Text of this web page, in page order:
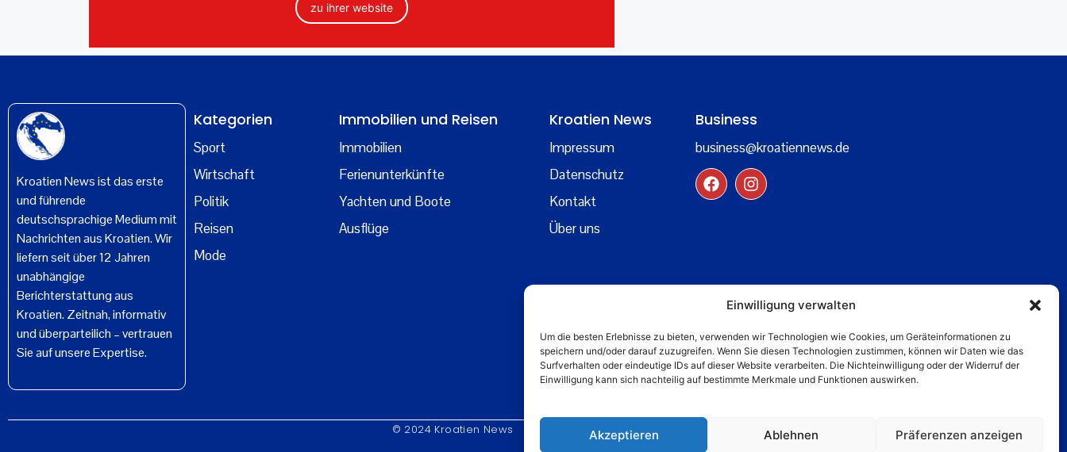
Einwilligung verwalten
Um die besten Erlebnisse zu bieten, verwenden wir Technologien wie Cookies, um Geräteinformationen zu
speichern und/oder darauf zuzugreifen. Wenn Sie diesen Technologien zustimmen, können wir Daten wie das
Surfverhalten oder eindeutige IDs auf dieser Website verarbeiten. Die Nichteinwilligung oder der Widerruf der
Einwilligung kann sich nachteilig auf bestimmte Merkmale und Funktionen auswirken.
Akzeptieren Ablehnen Präferenzen anzeigen
zu ihrer website
Kroatien News ist das erste
und führende
deutschsprachige Medium mit
Nachrichten aus Kroatien. Wir
liefern seit über 12 Jahren
unabhängige
Berichterstattung aus
Kroatien. Zeitnah, informativ
und überparteilich – vertrauen
Sie auf unsere Expertise.
Kategorien
Sport
Wirtschaft
Politik
Reisen
Mode
Immobilien und Reisen
Immobilien
Ferienunterkünfte
Yachten und Boote
Ausflüge
Kroatien News
Impressum
Datenschutz
Kontakt
Über uns
Business
business@kroatiennews.de
© 2024 Kroatien News